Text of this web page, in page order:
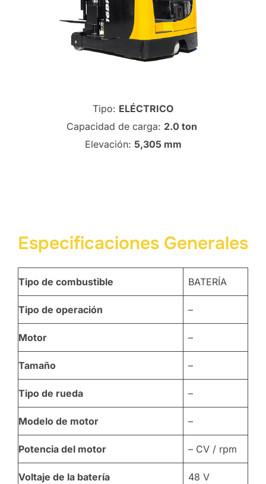
Tipo: ELÉCTRICO
Capacidad de carga: 2.0 ton
Elevación: 5,305 mm
Especificaciones Generales
Tipo de combustible BATERÍA
Tipo de operación –
Motor –
Tamaño –
Tipo de rueda –
Modelo de motor –
Potencia del motor – CV / rpm
Voltaje de la batería 48 V